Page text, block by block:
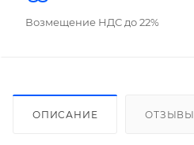
Возмещение НДС до 22%
ОПИСАНИЕ ОТЗЫВЫ